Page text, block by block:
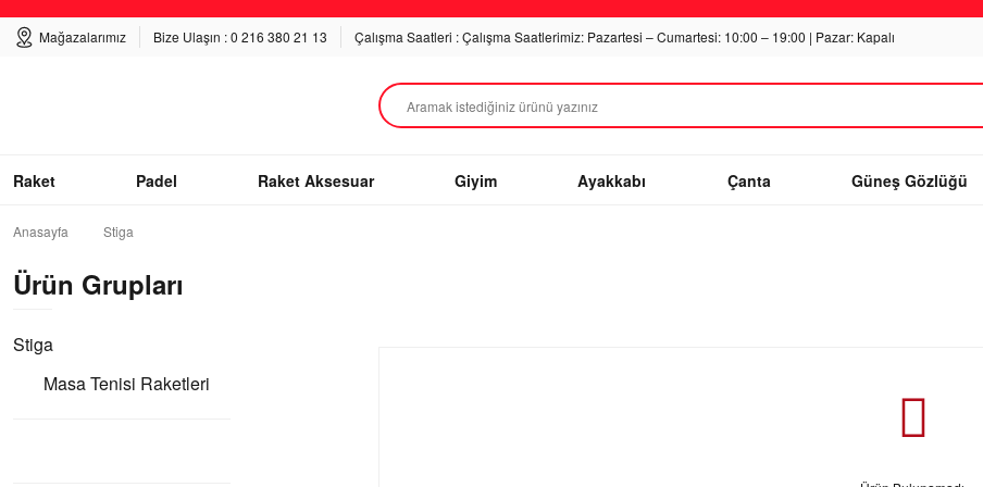
Mağazalarımız Bize Ulaşın : 0 216 380 21 13 Çalışma Saatleri : Çalışma Saatlerimiz: Pazartesi – Cumartesi: 10:00 – 19:00 | Pazar: Kapalı
Raket Padel Raket Aksesuar Giyim Ayakkabı Çanta Güneş Gözlüğü
Anasayfa Stiga
Ürün Grupları
Stiga
Masa Tenisi Raketleri